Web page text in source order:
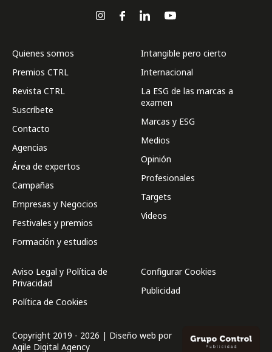
Quienes somos
Premios CTRL
Revista CTRL
Suscríbete
Contacto
Agencias
Área de expertos
Campañas
Empresas y Negocios
Festivales y premios
Formación y estudios
Intangible pero cierto
Internacional
La ESG de las marcas a
examen
Marcas y ESG
Medios
Opinión
Profesionales
Targets
Videos
Aviso Legal y Política de
Privacidad
Política de Cookies
Configurar Cookies
Publicidad
Copyright 2019 - 2026 | Diseño web por
Agile Digital Agency